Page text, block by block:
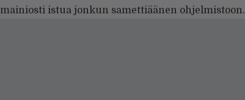
mainiosti istua jonkun samettiäänen ohjelmistoon.